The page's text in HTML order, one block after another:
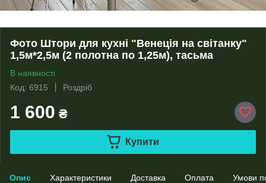
Фото Штори для кухні "Венеція на світанку"
1,5м*2,5м (2 полотна по 1,25м), тасьма
В наявності
Код: 6915
Роздріб
1 600 ₴
Купити
Опис Характеристики Доставка Оплата Умови